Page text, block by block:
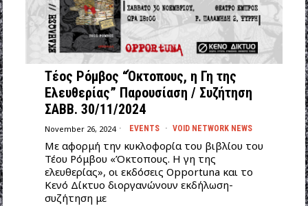
Τέος Ρόμβος “Όκτοπους, η Γη της
Ελευθερίας” Παρουσίαση / Συζήτηση
ΣΑΒΒ. 30/11/2024
November 26, 2024 EVENTS · VOID NETWORK NEWS
Με αφορμή την κυκλοφορία του βιβλίου του
Τέου Ρόμβου «Όκτοπους. Η γη της
ελευθερίας», οι εκδόσεις Opportuna και το
Κενό Δίκτυο διοργανώνουν εκδήλωση-
συζήτηση με